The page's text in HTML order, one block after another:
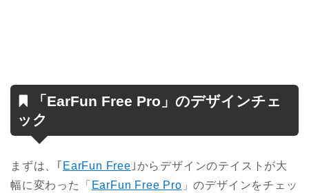
「EarFun Free Pro」のデザインチェ
ック
まずは、｢ EarFun Free ｣からデザインのテイストが大
幅に変わった「 EarFun Free Pro 」のデザインをチェッ